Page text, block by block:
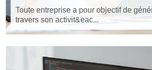
Toute entreprise a pour objectif de
travers son activit&eac...